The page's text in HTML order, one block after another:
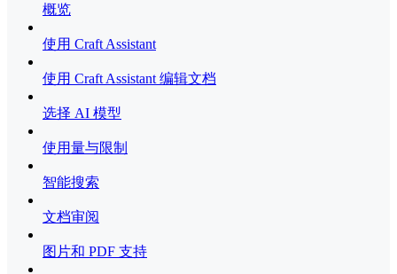
概览
使用 Craft Assistant
使用 Craft Assistant 编辑文档
选择 AI 模型
使用量与限制
智能搜索
文档审阅
图片和 PDF 支持